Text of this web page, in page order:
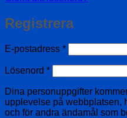
Registrera
E-postadress *Obligatoriskt
Lösenord *Obligatoriskt
Dina personuppgifter
upplevelse på webbplatsen,
och för andra ändamål som